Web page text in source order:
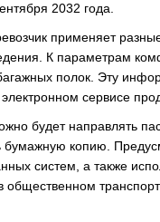
2032 года.
применяет
К параметрам
полок. Эту
сервисе
будет направлять
бумажную копию.
систем, а также